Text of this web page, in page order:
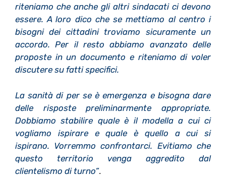
riteniamo che anche gli altri sindacati ci devono
essere. A loro dico che se mettiamo al centro i
bisogni dei cittadini troviamo sicuramente un
accordo. Per il resto abbiamo avanzato delle
proposte in un documento e riteniamo di voler
discutere su fatti specifici.
La sanità di per se è emergenza e bisogna dare
delle risposte preliminarmente appropriate.
Dobbiamo stabilire quale è il modella a cui ci
vogliamo ispirare e quale è quello a cui si
ispirano. Vorremmo confrontarci. Evitiamo che
questo territorio venga aggredito dal
clientelismo di turno”.